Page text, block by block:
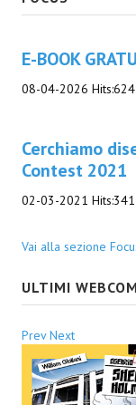
E-BOOK
08-04-2026 Hits:624
Cerchiamo
Contest 2021
02-03-2021 Hits:
Vai alla sezione
ULTIMI
Prev Next